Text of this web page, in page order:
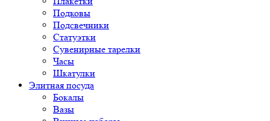
Подковы
Подсвечники
Статуэтки
Сувенирные тарелки
Часы
Шкатулки
Элитная посуда
Бокалы
Вазы